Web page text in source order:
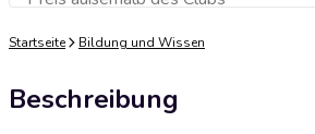
Zum Warenkorb hinzufügen
Startseite Bildung und Wissen
Beschreibung